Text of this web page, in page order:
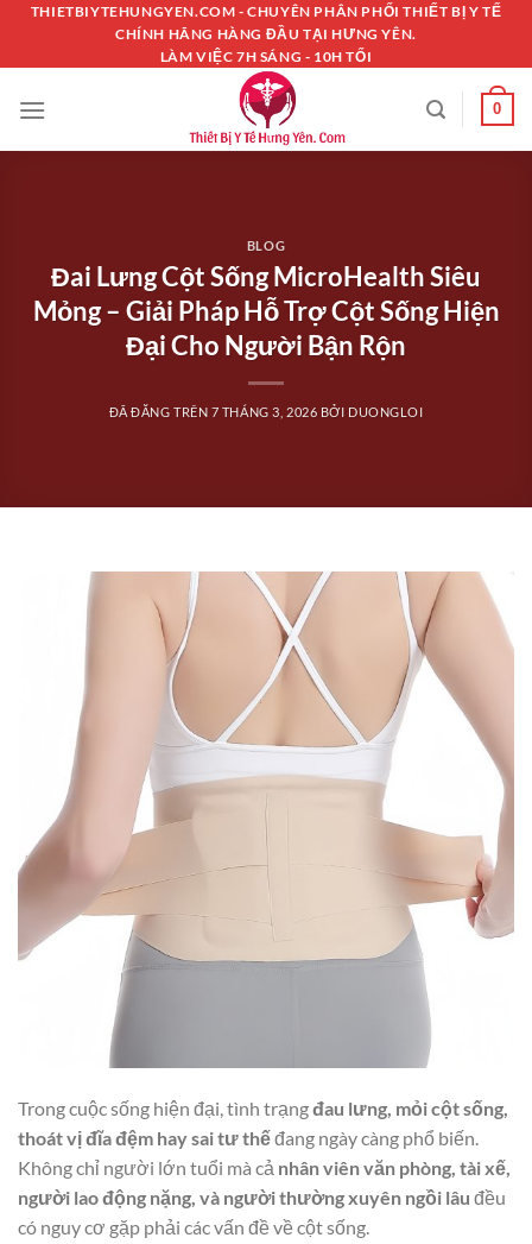
Chuyển
nội
dung
THIETBIYTEHUNGYEN.COM - CHUYÊN PHÂN PHỐI THIẾT BỊ Y TẾ
CHÍNH HÃNG HÀNG ĐẦU TẠI HƯNG YÊN.
LÀM VIỆC 7H SÁNG - 10H TỐI
0
BLOG
Đai Lưng Cột Sống MicroHealth Siêu
Mỏng – Giải Pháp Hỗ Trợ Cột Sống Hiện
Đại Cho Người Bận Rộn
ĐÃ ĐĂNG TRÊN 7 THÁNG 3, 2026 BỞI DUONGLOI
Trong cuộc sống hiện đại, tình trạngđau lưng, mỏi cột sống,
thoát vị đĩa đệm hay sai tư thếđang ngày càng phổ biến.
Không chỉ người lớn tuổi mà cả nhân viên văn phòng, tài xế,
người lao động nặng, và người thường xuyên ngồi lâu đều
có nguy cơ gặp phải các vấn đề về cột sống.